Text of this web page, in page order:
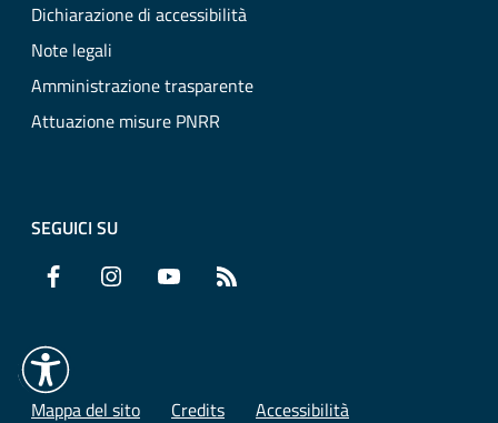
Dichiarazione di accessibilità
Note legali
Amministrazione trasparente
Attuazione misure PNRR
SEGUICI SU
Facebook Instagram YouTube
Mappa del sito Credits Accessibilità